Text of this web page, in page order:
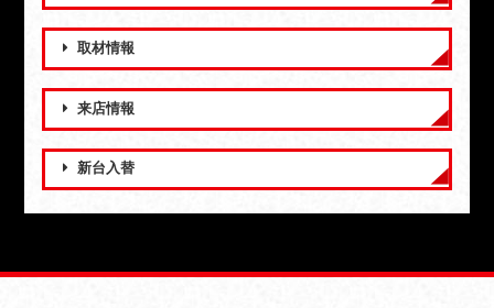
取材情報
来店情報
新台入替